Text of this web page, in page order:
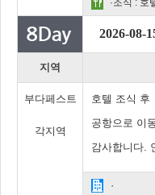
·조식 : 호
2026-08-
지역
부다페스트
각지역
호텔 조식 후
공항으로 이
감사합니다.
·